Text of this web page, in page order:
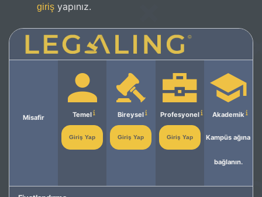
giriş yapınız.
Misafir Temel
Giriş Yap
Bireysel
Giriş Yap
Profesyonel
Giriş Yap
Akademik
Kampüs ağına
bağlanın.